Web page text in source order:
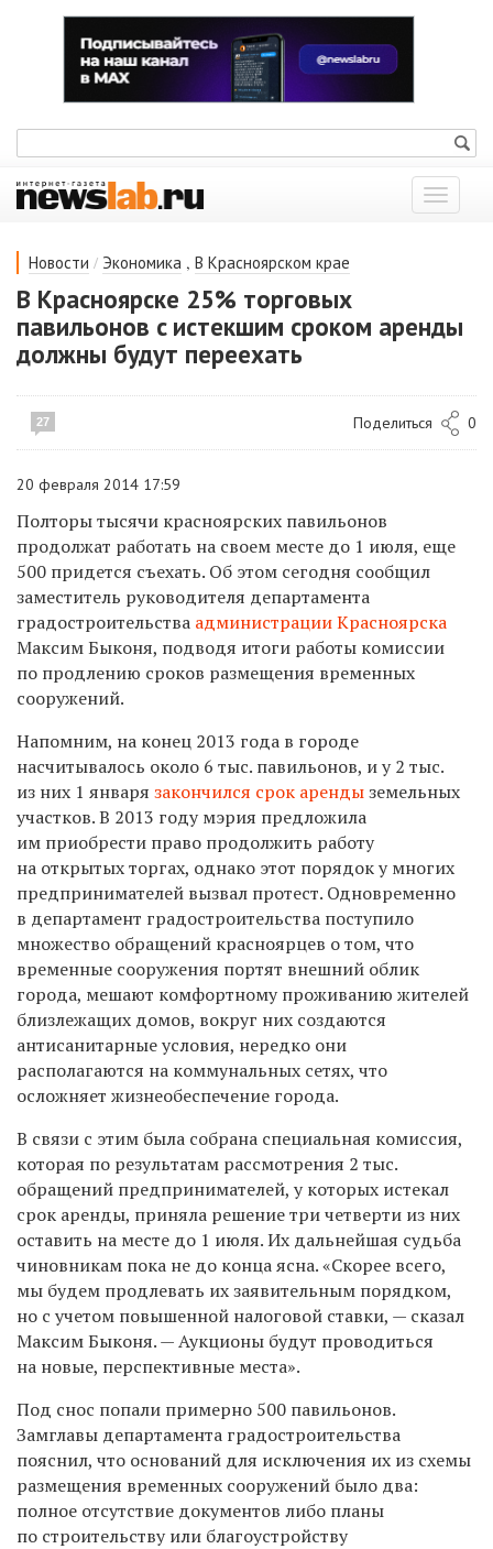
Показать
меню
Новости / Экономика , В Красноярском крае
В Красноярске 25% торговых
павильонов c истекшим сроком аренды
должны будут переехать
27 Поделиться 0
20 февраля 2014 17:59
Полторы тысячи красноярских павильонов
продолжат работать на своем месте до 1 июля, еще
500 придется съехать. Об этом сегодня сообщил
заместитель руководителя департамента
градостроительства администрации Красноярска
Максим Быконя, подводя итоги работы комиссии
по продлению сроков размещения временных
сооружений.
Напомним, на конец 2013 года в городе
насчитывалось около 6 тыс. павильонов, и у 2 тыс.
из них 1 января закончился срок арендыземельных
участков. В 2013 году мэрия предложила
им приобрести право продолжить работу
на открытых торгах, однако этот порядок у многих
предпринимателей вызвал протест. Одновременно
в департамент градостроительства поступило
множество обращений красноярцев о том, что
временные сооружения портят внешний облик
города, мешают комфортному проживанию жителей
близлежащих домов, вокруг них создаются
антисанитарные условия, нередко они
располагаются на коммунальных сетях, что
осложняет жизнеобеспечение города.
В связи с этим была собрана специальная комиссия,
которая по результатам рассмотрения 2 тыс.
обращений предпринимателей, у которых истекал
срок аренды, приняла решение три четверти из них
оставить на месте до 1 июля. Их дальнейшая судьба
чиновникам пока не до конца ясна. «Скорее всего,
мы будем продлевать их заявительным порядком,
но с учетом повышенной налоговой ставки, — сказал
Максим Быконя. — Аукционы будут проводиться
на новые, перспективные места».
Под снос попали примерно 500 павильонов.
Замглавы департамента градостроительства
пояснил, что оснований для исключения их из схемы
размещения временных сооружений было два:
полное отсутствие документов либо планы
по строительству или благоустройству